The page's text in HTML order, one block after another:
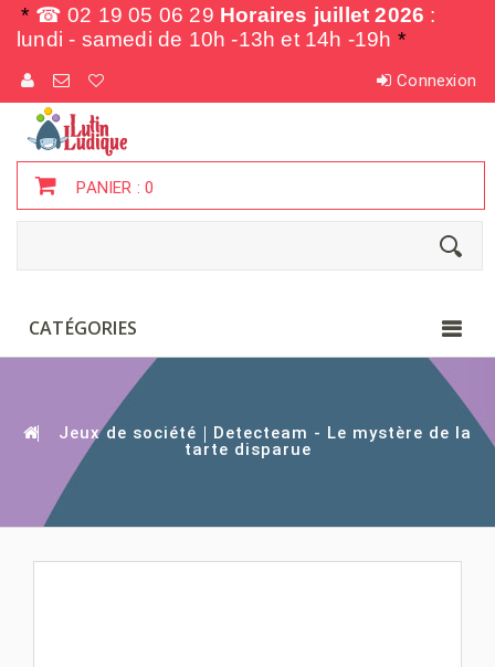
* ☎ 02 19 05 06 29 Horaires juillet 2026 :
lundi - samedi de 10h -13h et 14h -19h *
Connexion
PANIER :0
CATÉGORIES
Jeux de société
Detecteam - Le mystère de la
tarte disparue